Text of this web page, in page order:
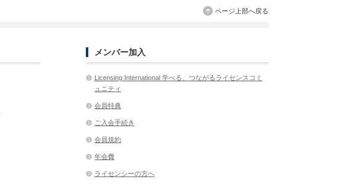
ページ上部へ戻る
メンバー加入
Licensing International 学べる、つながるライセンスコミ
ュニティ
会員特典
ご入会手続き
会員規約
年会費
ライセンシーの方へ